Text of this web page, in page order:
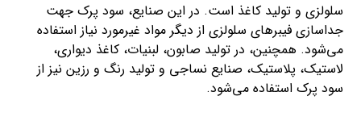
سلولزی و تولید کاغذ است. در این صنایع، سود پرک جهت
جداسازی فیبرهای سلولزی از دیگر مواد غیرمورد نیاز استفاده
می‌شود. همچنین، در تولید صابون، لبنیات، کاغذ دیواری،
لاستیک، پلاستیک، صنایع نساجی و تولید رنگ و رزین نیز از
سود پرک استفاده می‌شود.